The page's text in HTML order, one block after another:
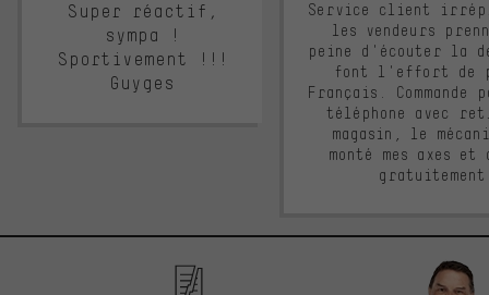
Super réactif,
sympa !
Sportivement !!!
Guyges
Service client
les vendeurs
peine d'écouter la
font l'effort de
Français. Commande
téléphone avec
magasin, le
monté mes axes et